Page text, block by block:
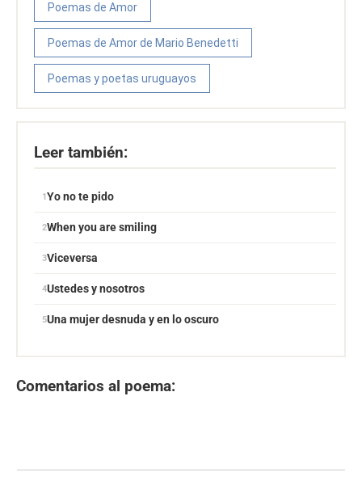
Poemas de Amor
Poemas de Amor de Mario Benedetti
Poemas y poetas uruguayos
Leer también:
Yo no te pido
When you are smiling
Viceversa
Ustedes y nosotros
Una mujer desnuda y en lo oscuro
Comentarios al poema: